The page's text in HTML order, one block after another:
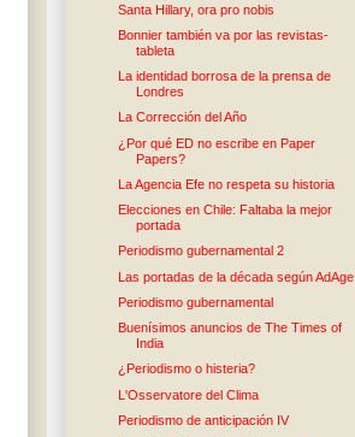
Santa Hillary, ora pro nobis
Bonnier también va por las revistas-
tableta
La identidad borrosa de la prensa de
Londres
La Corrección del Año
¿Por qué ED no escribe en Paper
Papers?
La Agencia Efe no respeta su historia
Elecciones en Chile: Faltaba la mejor
portada
Periodismo gubernamental 2
Las portadas de la década según AdAge
Periodismo gubernamental
Buenísimos anuncios de The Times of
India
¿Periodismo o histeria?
L'Osservatore del Clima
Periodismo de anticipación IV